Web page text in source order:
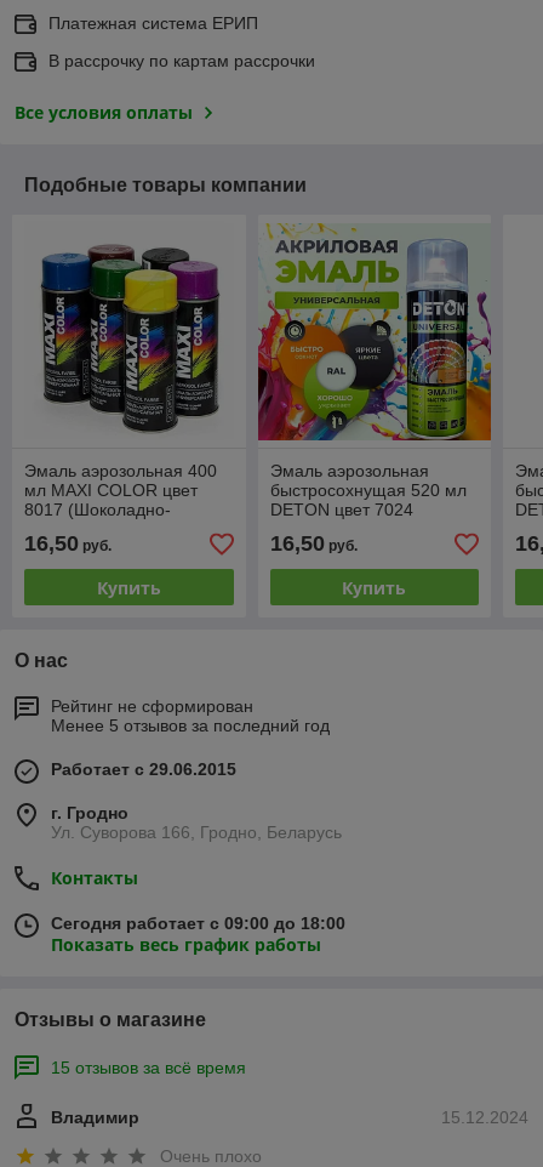
Платежная система ЕРИП
В рассрочку по картам рассрочки
Все условия оплаты
Подобные товары компании
Эмаль аэрозольная 400
мл MAXI COLOR цвет
8017 (Шоколадно-
16,50 руб.
Купить
Эмаль аэрозольная
быстросохнущая 520 мл
DETON цвет 7024
16,50руб.
Купить
О нас
Рейтинг не сформирован
Менее 5 отзывов за последний год
Работает с 29.06.2015
г. Гродно
Ул. Суворова 166, Гродно, Беларусь
Контакты
Сегодня работает с 09:00 до 18:00
Показать весь график работы
Отзывы о магазине
15 отзывов за всё время
15.12.2024
Владимир
Очень плохо